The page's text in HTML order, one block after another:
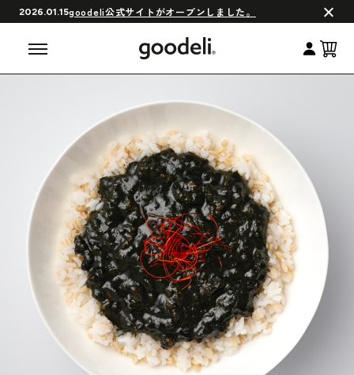
2026.01.15goodeli公式サイトがオープンしました。
会員制度について